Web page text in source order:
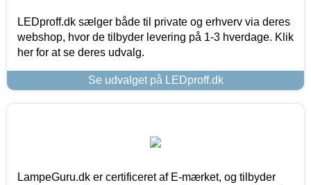
LEDproff.dk sælger både til private og erhverv via deres
webshop, hvor de tilbyder levering på 1-3 hverdage. Klik
her for at se deres udvalg.
Se udvalget på LEDproff.dk
LampeGuru.dk er certificeret af E-mærket, og tilbyder